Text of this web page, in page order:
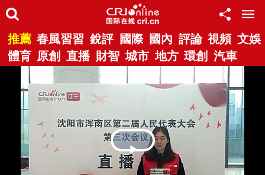
推薦 春風習習 銳評 國際 國內 評論 視頻 文娛
體育 原創 直播 財智 城市 地方 環創 汽車
Play